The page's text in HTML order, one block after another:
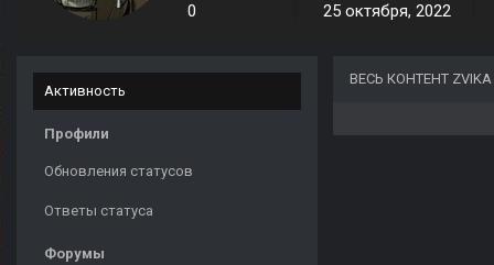
0 25 октября, 2022
Активность
Профили
Обновления статусов
Ответы статуса
Форумы
ВЕСЬ КОНТЕНТ ZVIKA